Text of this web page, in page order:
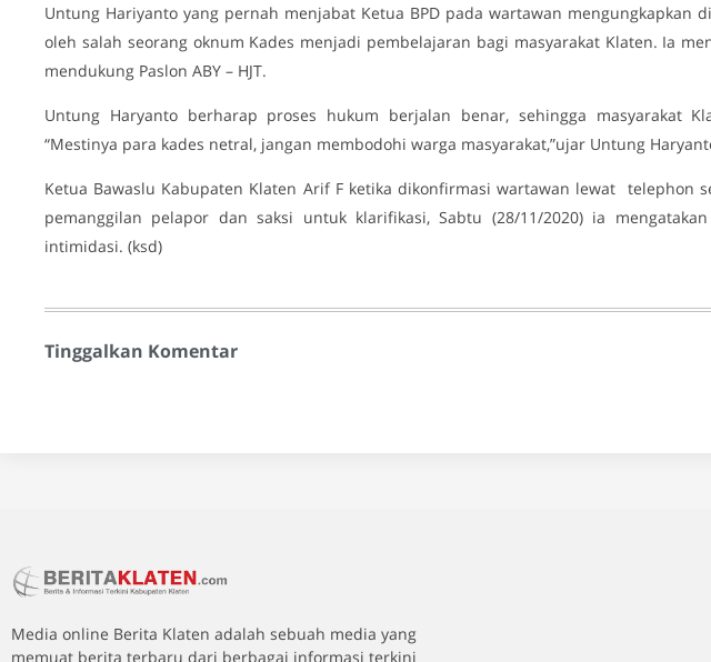
Untung Hariyanto yang pernah menjabat Ketua BPD pada wartawan mengungkapkan
oleh salah seorang oknum Kades menjadi pembelajaran bagi masyarakat Klaten. Ia
mendukung Paslon ABY – HJT.
Untung Haryanto berharap proses hukum berjalan benar, sehingga masyarakat
“Mestinya para kades netral, jangan membodohi warga masyarakat,”ujar Untung
Ketua Bawaslu Kabupaten Klaten Arif F ketika dikonfirmasi wartawan lewat telephon
pemanggilan pelapor dan saksi untuk klarifikasi, Sabtu (28/11/2020) ia
intimidasi. (ksd)
Tinggalkan Komentar
Media online Berita Klaten adalah sebuah media yang
memuat berita terbaru dari berbagai informasi terkini